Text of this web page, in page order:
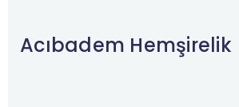
Acıbadem Hemşirelik